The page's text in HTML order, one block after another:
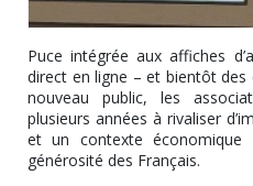
Puce intégrée aux affiches
direct en ligne – et bientôt
nouveau public, les
plusieurs années à rivaliser
et un contexte
générosité des Français.